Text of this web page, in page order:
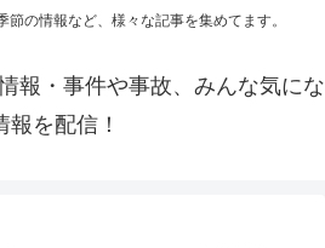
の情報など、様々な記事を集めてます。
報・事件や事故、みんな気にな
報を配信！